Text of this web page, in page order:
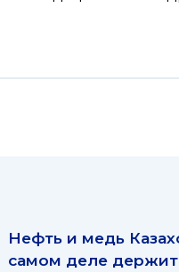
Нефть и медь
самом деле